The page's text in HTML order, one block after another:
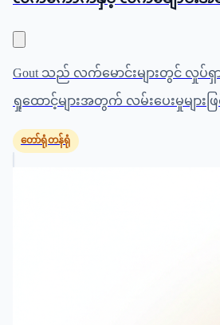
Gout သည် လက်မောင်းများတွင် လှု
ရှုထောင့်များအတွက် လမ်းပေးမှုများ
တော်ရုံတန်ရုံ